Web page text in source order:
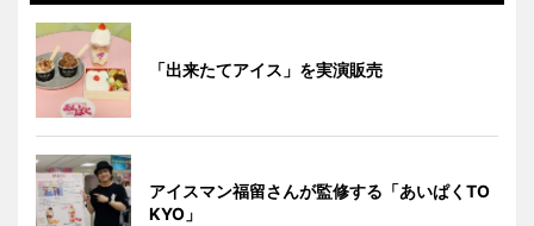
「出来たてアイス」を実演販売
アイスマン福留さんが監修する「あいぱくTO
KYO」